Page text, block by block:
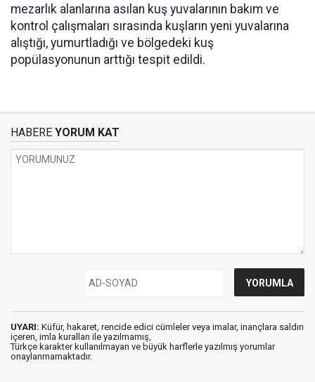
mezarlık alanlarına asılan kuş yuvalarının bakım ve
kontrol çalışmaları sırasında kuşların yeni yuvalarına
alıştığı, yumurtladığı ve bölgedeki kuş
popülasyonunun arttığı tespit edildi.
HABERE YORUM KAT
UYARI: Küfür, hakaret, rencide edici cümleler veya imalar, inançlara saldırı
içeren, imla kuralları ile yazılmamış,
Türkçe karakter kullanılmayan ve büyük harflerle yazılmış yorumlar
onaylanmamaktadır.